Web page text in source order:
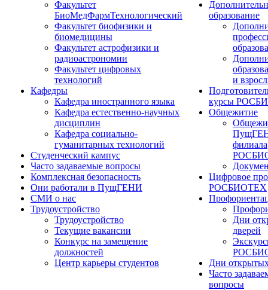
Факультет
БиоМедФармТехнологический
Факультет биофизики и
биомедицины
Факультет астрофизики и
радиоастрономии
Факультет цифровых
технологий
Кафедры
Кафедра иностранного языка
Кафедра естественно-научных
дисциплин
Кафедра социально-
гуманитарных технологий
Студенческий кампус
Часто задаваемые вопросы
Комплексная безопасность
Они работали в ПущГЕНИ
СМИ о нас
Трудоустройство
Трудоустройство
Текущие вакансии
Конкурс на замещение
должностей
Центр карьеры студентов
образование
и
курсы
Общежитие
филиала
Цифровое
РОСБИОТЕХ
Дни
дверей
Дни
Часто
вопросы